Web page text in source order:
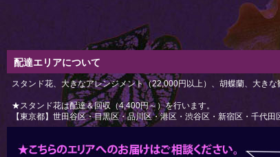
配達エリアについて
スタンド花、大きなアレンジメント（22,000円以上）、胡蝶蘭、大き
★スタンド花は配達＆回収（4,400円～）を行います。
【東京都】世田谷区・目黒区・品川区・港区・渋谷区・新宿区・千代